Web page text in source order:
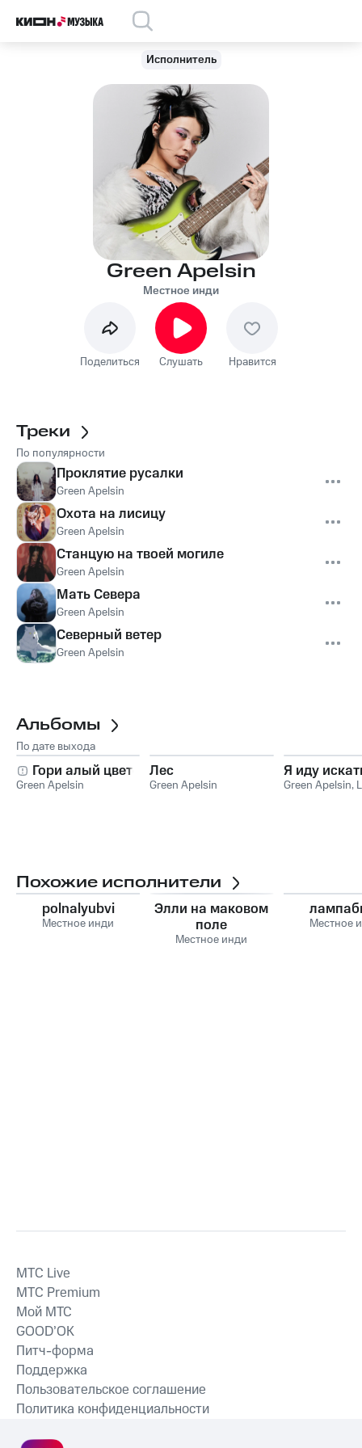
Исполнитель
Green Apelsin
Местное инди
Поделиться Слушать Нравится
Треки
По популярности
Проклятие русалки
Green Apelsin
Охота на лисицу
Green Apelsin
Станцую на твоей могиле
Green Apelsin
Мать Севера
Green Apelsin
Северный ветер
Green Apelsin
Альбомы
По дате выхода
Гори алый цветок
Green Apelsin
Лес
Green Apelsin
Я иду
Green Apelsin,
Похожие исполнители
polnalyubvi
Местное инди
Элли на маковом
поле
Местное инди
Местное
MTС Live
MTС Premium
Мой МТС
GOOD’OK
Питч-форма
Поддержка
Пользовательское соглашение
Политика конфиденциальности